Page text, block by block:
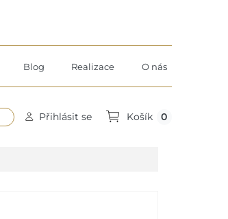
Blog Realizace O nás
Přihlásit se Košík 0